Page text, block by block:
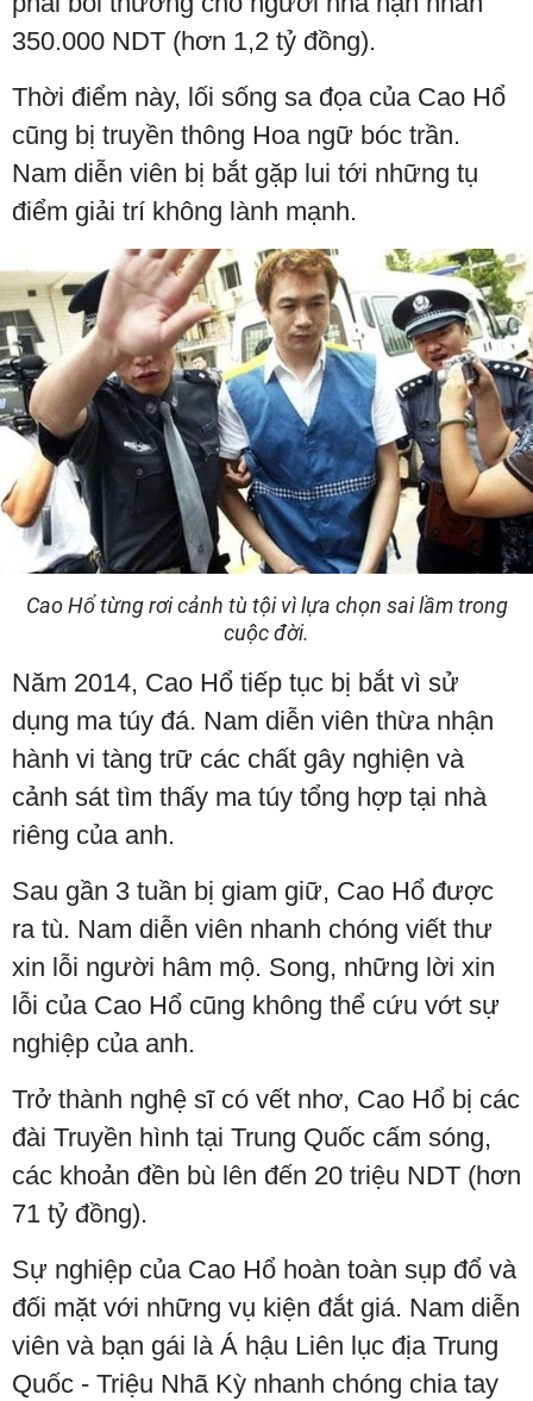
350.000 NDT (hơn 1,2 tỷ đồng).
Thời điểm này, lối sống sa đọa của Cao Hổ
cũng bị truyền thông Hoa ngữ bóc trần.
Nam diễn viên bị bắt gặp lui tới những tụ
điểm giải trí không lành mạnh.
Cao Hổ từng rơi cảnh tù tội vì lựa chọn sai lầm trong
cuộc đời.
Năm 2014, Cao Hổ tiếp tục bị bắt vì sử
dụng ma túy đá. Nam diễn viên thừa nhận
hành vi tàng trữ các chất gây nghiện và
cảnh sát tìm thấy ma túy tổng hợp tại nhà
riêng của anh.
Sau gần 3 tuần bị giam giữ, Cao Hổ được
ra tù. Nam diễn viên nhanh chóng viết thư
xin lỗi người hâm mộ. Song, những lời xin
lỗi của Cao Hổ cũng không thể cứu vớt sự
nghiệp của anh.
Trở thành nghệ sĩ có vết nhơ, Cao Hổ bị các
đài Truyền hình tại Trung Quốc cấm sóng,
các khoản đền bù lên đến 20 triệu NDT (hơn
71 tỷ đồng).
Sự nghiệp của Cao Hổ hoàn toàn sụp đổ và
đối mặt với những vụ kiện đắt giá. Nam diễn
viên và bạn gái là Á hậu Liên lục địa Trung
Quốc - Triệu Nhã Kỳ nhanh chóng chia tay